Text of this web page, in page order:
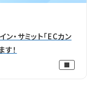
・サミット「ECカン
！